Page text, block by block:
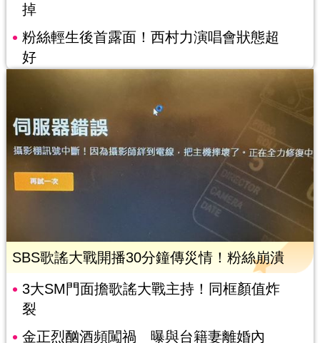
掉
粉絲輕生後首露面！西村力演唱會狀態超
好
SBS歌謠大戰開播30分鐘傳災情！粉絲崩潰
3大SM門面擔歌謠大戰主持！同框顏值炸
裂
金正烈酗酒頻闖禍 曝與台籍妻離婚內